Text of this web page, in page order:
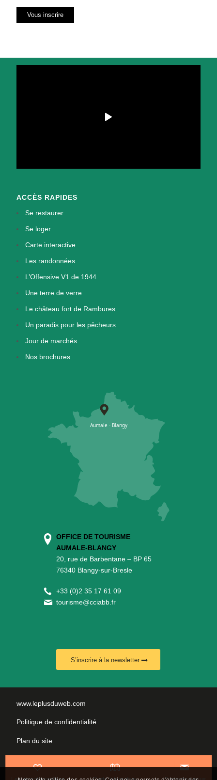
ACCÈS RAPIDES
Se restaurer
Se loger
Carte interactive
Les randonnées
L’Offensive V1 de 1944
Une terre de verre
Le château fort de Rambures
Un paradis pour les pêcheurs
Jour de marchés
Nos brochures
OFFICE DE TOURISME
AUMALE-BLANGY
20, rue de Barbentane – BP 65
76340 Blangy-sur-Bresle
+33 (0)2 35 17 61 09
tourisme@cciabb.fr
S’inscrire à la newsletter
www.leplusduweb.com
Politique de confidentialité
Plan du site